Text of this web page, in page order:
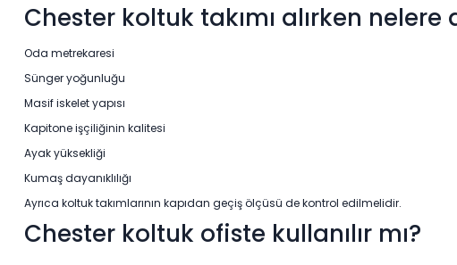
Chester koltuk takımı alırken
Oda metrekaresi
Sünger yoğunluğu
Masif iskelet yapısı
Kapitone işçiliğinin kalitesi
Ayak yüksekliği
Kumaş dayanıklılığı
Ayrıca koltuk takımlarının kapıdan geçiş ölçüsü de kontrol edilmelidir.
Chester koltuk ofiste kullanılır mı?